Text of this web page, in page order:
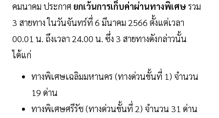
คมนาคม ประกาศ ยกเว้นการเก็บค่าผ่านทางพิเศษรวม
3 สายทาง ในวันจันทร์ที่ 6 มีนาคม 2566 ตั้งแต่เวลา
00.01 น. ถึงเวลา 24.00 น. ซึ่ง 3 สายทางดังกล่าวนั้น
ได้แก่
ทางพิเศษเฉลิมมหานคร (ทางด่วนขั้นที่ 1) จำนวน
19 ด่าน
ทางพิเศษศรีรัช (ทางด่วนขั้นที่ 2) จำนวน 31 ด่าน